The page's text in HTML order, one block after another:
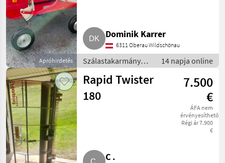
Apróhirdetés
Dominik Karrer
6311 Oberau Wildschönau
Szálastakarmány
betakarítók / Hegyi
gépesítés
14 napja online
Rapid Twister
180
7.500
€
ÁFA nem
érvényesíthető
Régi ár 7.900
€
C .